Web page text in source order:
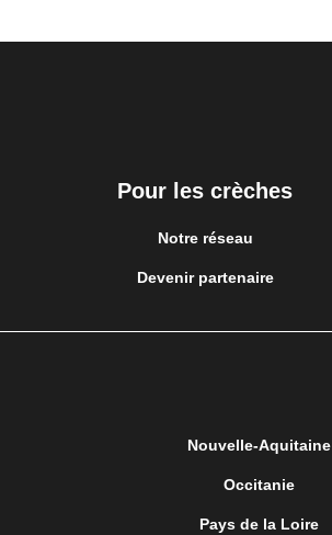
Pour les crèches
Notre réseau
Devenir partenaire
Nouvelle-Aquitaine
Occitanie
Pays de la Loire